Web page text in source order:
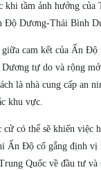
tầm ảnh hưởng của
Độ Dương-Thái Bình
giữa cam kết của Ấn
tự do và rộng
là nhà cung cấp an
khu vực.
có thể sẽ khiến việc
Ấn Độ cố gắng định vị
Quốc về đầu tư và